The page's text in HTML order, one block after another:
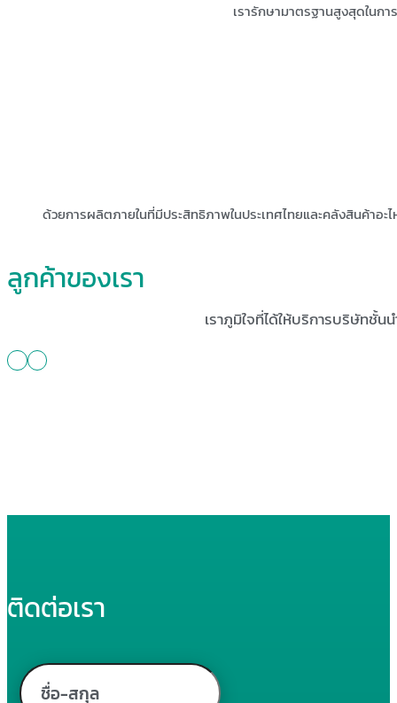
เรารักษามาตรฐานสูงสุดในก
ด้วยการผลิตภายในที่มีประสิทธิภาพในประเทศไทยและคลังสินค้าอะ
ลูกค้าของเรา
เราภูมิใจที่ได้ให้บริการบริษัทชั้
ติดต่อเรา